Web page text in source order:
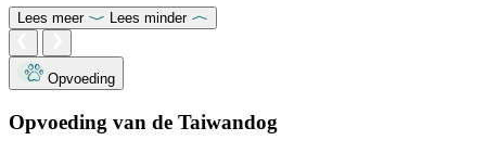
Lees meer Lees minder
Opvoeding
Opvoeding van de Taiwandog